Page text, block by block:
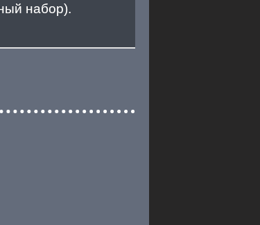
набор).